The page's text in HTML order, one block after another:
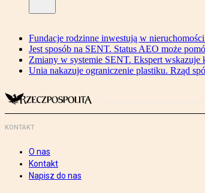
Fundacje rodzinne inwestują w
Jest sposób na SENT. Status AEO może
Zmiany w systemie SENT. Ekspert wskazuje
Unia nakazuje ograniczenie plastiku. Rząd
KONTAKT
O nas
Kontakt
Napisz do nas